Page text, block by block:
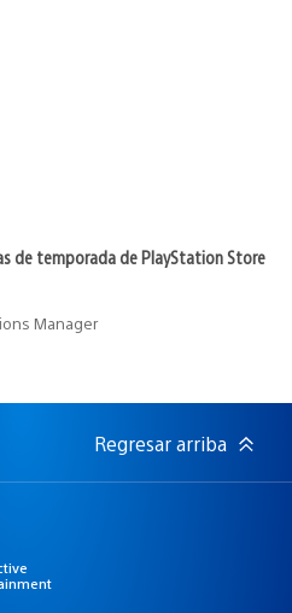
de temporada de PlayStation Store
Manager
Regresar arriba